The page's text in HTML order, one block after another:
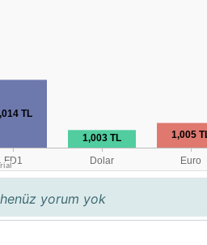
henüz yorum yok